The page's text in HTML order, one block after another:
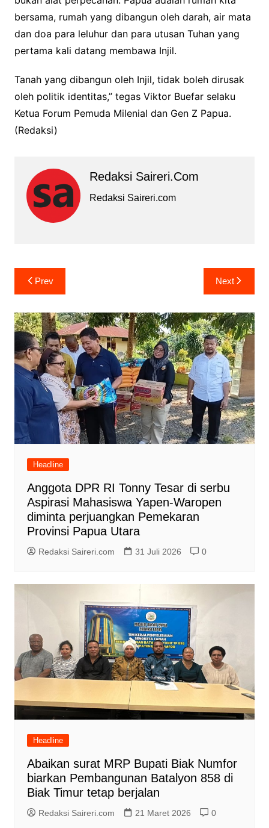
bersama, rumah yang dibangun oleh darah, air mata
dan doa para leluhur dan para utusan Tuhan yang
pertama kali datang membawa Injil.
Tanah yang dibangun oleh Injil, tidak boleh dirusak
oleh politik identitas,” tegas Viktor Buefar selaku
Ketua Forum Pemuda Milenial dan Gen Z Papua.
(Redaksi)
Redaksi Saireri.com
Redaksi Saireri.com
Navigasi
pos
Prev Next
Headline
Anggota DPR RI Tonny Tesar di serbu
Aspirasi Mahasiswa Yapen-Waropen
diminta perjuangkan Pemekaran
Provinsi Papua Utara
Redaksi Saireri.com 31 Juli 2026 0
Headline
Abaikan surat MRP Bupati Biak Numfor
biarkan Pembangunan Batalyon 858 di
Biak Timur tetap berjalan
Redaksi Saireri.com 21 Maret 2026 0